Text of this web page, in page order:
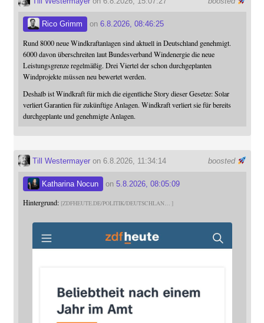
Rico Grimm on 6.8.2026, 08:46:25
Rund 8000 neue Windkraftanlagen sind aktuell in Deutschland genehmigt.
6000 davon überschreiten laut Bundesverband Windenergie die neue
Leistungsgrenze regelmäßig. Drei Viertel der schon durchgeplanten
Windprojekte müssen neu bewertet werden.
Deshalb ist Windkraft für mich die eigentliche Story dieser Gesetze: Solar
verliert Garantien für zukünftige Anlagen. Windkraft verliert sie für bereits
durchgeplante und genehmigte Anlagen.
boosted
Till Westermayeron 6.8.2026, 11:34:14
Katharina Nocun on 5.8.2026, 08:05:09
Hintergrund: ZDFHEUTE.DE/POLITIK/DEUTSCHLAN